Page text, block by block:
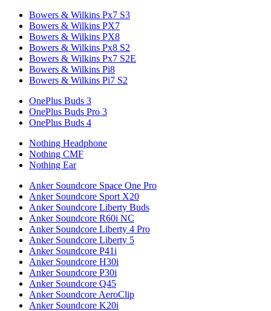
Bowers & Wilkins Px7 S3
Bowers & Wilkins PX7
Bowers & Wilkins PX8
Bowers & Wilkins Px8 S2
Bowers & Wilkins Px7 S2E
Bowers & Wilkins Pi8
Bowers & Wilkins Pi7 S2
OnePlus Buds 3
OnePlus Buds Pro 3
OnePlus Buds 4
Nothing Headphone
Nothing CMF
Nothing Ear
Anker Soundcore Space One Pro
Anker Soundcore Sport X20
Anker Soundcore Liberty Buds
Anker Soundcore R60i NC
Anker Soundcore Liberty 4 Pro
Anker Soundcore Liberty 5
Anker Soundcore P41i
Anker Soundcore H30i
Anker Soundcore P30i
Anker Soundcore Q45
Anker Soundcore AeroClip
Anker Soundcore K20i